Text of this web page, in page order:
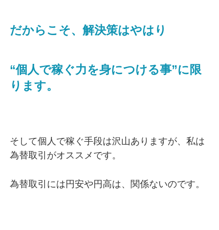
だからこそ、解決策はやはり
“個人で稼ぐ力を身につける事”に限
ります。
そして個人で稼ぐ手段は沢山ありますが、私は
為替取引がオススメです。
為替取引には円安や円高は、関係ないのです。